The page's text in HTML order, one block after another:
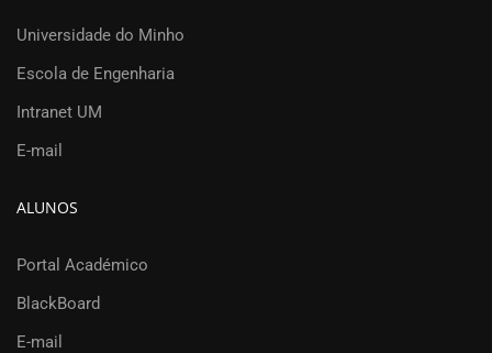
Universidade do Minho
Escola de Engenharia
Intranet UM
E-mail
ALUNOS
Portal Académico
BlackBoard
E-mail